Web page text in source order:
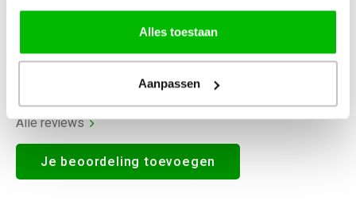
Alles toestaan
Aanpassen
Alle reviews
Je beoordeling toevoegen